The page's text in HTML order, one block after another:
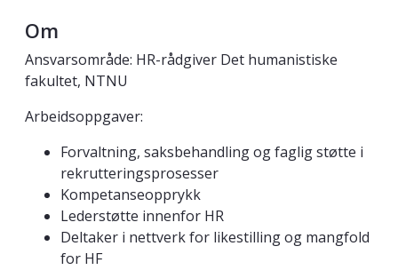
Om
Ansvarsområde: HR-rådgiver Det humanistiske
fakultet, NTNU
Arbeidsoppgaver:
Forvaltning, saksbehandling og faglig støtte i
rekrutteringsprosesser
Kompetanseopprykk
Lederstøtte innenfor HR
Deltaker i nettverk for likestilling og mangfold
for HF